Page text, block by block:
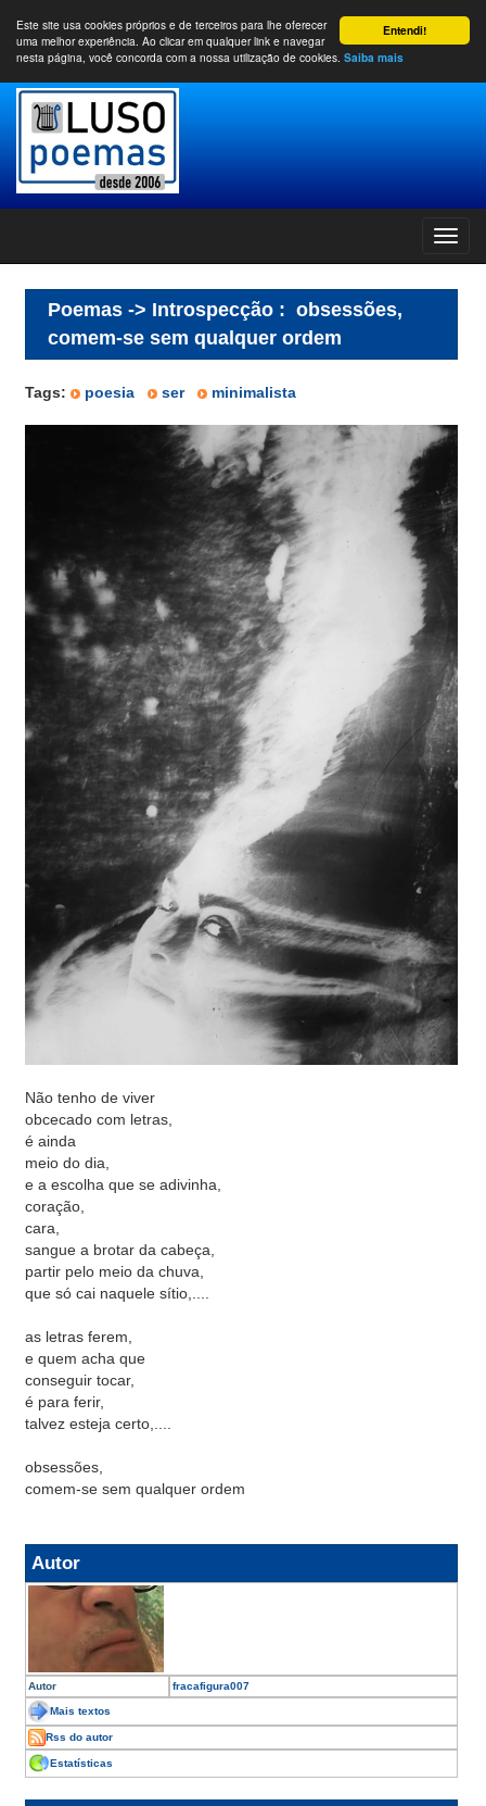
Entendi!
Este site usa cookies próprios e de terceiros para lhe oferecer
uma melhor experiência. Ao clicar em qualquer link e navegar
nesta página, você concorda com a nossa utilização de cookies. Saiba mais
Poemas -> Introspecção : obsessões,
comem-se sem qualquer ordem
Tags: poesia ser minimalista
Não tenho de viver
obcecado com letras,
é ainda
meio do dia,
e a escolha que se adivinha,
coração,
cara,
sangue a brotar da cabeça,
partir pelo meio da chuva,
que só cai naquele sítio,....
as letras ferem,
e quem acha que
conseguir tocar,
é para ferir,
talvez esteja certo,....
obsessões,
comem-se sem qualquer ordem
Autor
Autor fracafigura007
Mais textos
Rss do autor
Estatísticas